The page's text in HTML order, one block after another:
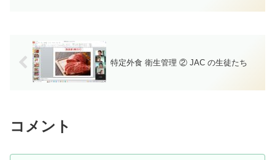
特定外食 衛生管理 ② JAC の生徒たち
コメント